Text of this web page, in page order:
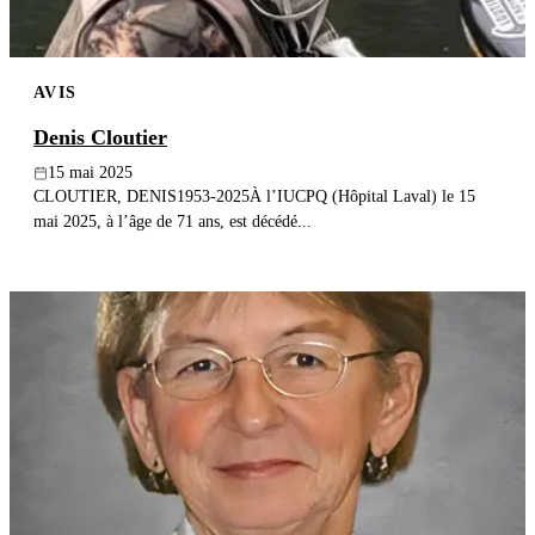
AVIS
Denis Cloutier
15 mai 2025
CLOUTIER, DENIS1953-2025À l’IUCPQ (Hôpital Laval) le 15
mai 2025, à l’âge de 71 ans, est décédé...